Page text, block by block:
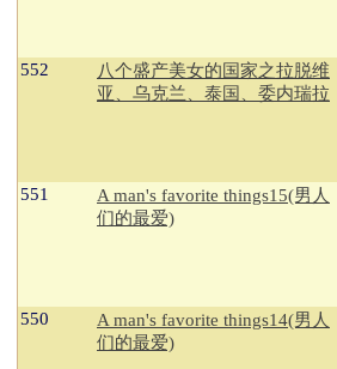
552
八个盛产美女的国家之拉脱维
亚、乌克兰、泰国、委内瑞拉
551
A man's favorite things15(男人
们的最爱)
550
A man's favorite things14(男人
们的最爱)